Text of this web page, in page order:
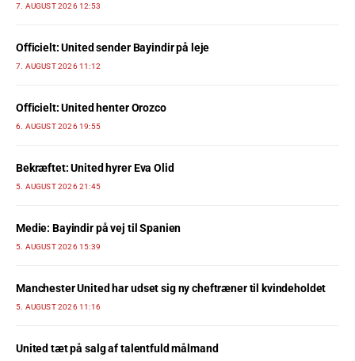
7. AUGUST 2026 12:53
Officielt: United sender Bayindir på leje
7. AUGUST 2026 11:12
Officielt: United henter Orozco
6. AUGUST 2026 19:55
Bekræftet: United hyrer Eva Olid
5. AUGUST 2026 21:45
Medie: Bayindir på vej til Spanien
5. AUGUST 2026 15:39
Manchester United har udset sig ny cheftræner til kvindeholdet
5. AUGUST 2026 11:16
United tæt på salg af talentfuld målmand